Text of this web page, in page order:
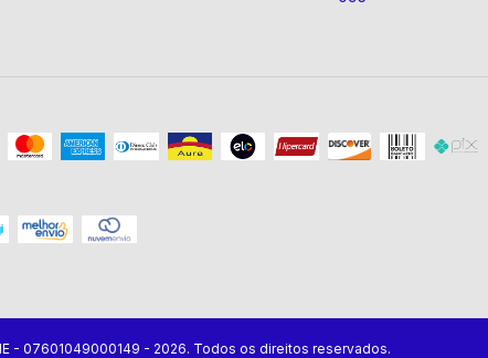
- 07601049000149 - 2026. Todos os direitos reservados.